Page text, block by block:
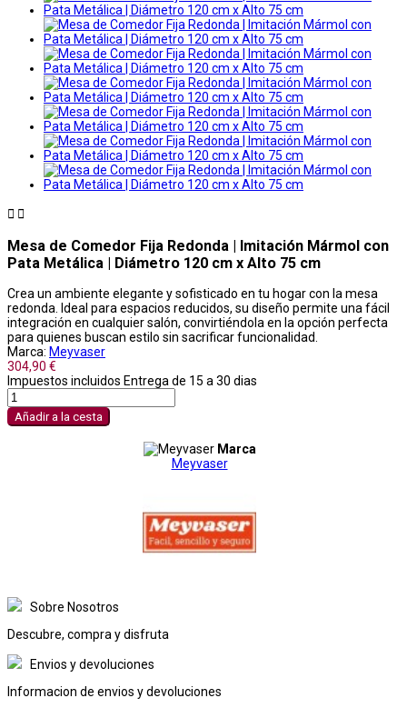
 
Mesa de Comedor Fija Redonda | Imitación Mármol con
Pata Metálica | Diámetro 120 cm x Alto 75 cm
Crea un ambiente elegante y sofisticado en tu hogar con la mesa
redonda. Ideal para espacios reducidos, su diseño permite una fácil
integración en cualquier salón, convirtiéndola en la opción perfecta
para quienes buscan estilo sin sacrificar funcionalidad.
Marca: Meyvaser
304,90 €
Impuestos incluidos Entrega de 15 a 30 dias
Añadir a la cesta
Marca
Meyvaser
Sobre Nosotros
Descubre, compra y disfruta
Envios y devoluciones
Informacion de envios y devoluciones